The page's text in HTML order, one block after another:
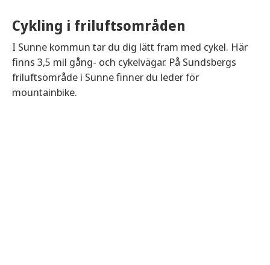
Cykling i friluftsområden
I Sunne kommun tar du dig lätt fram med cykel. Här
finns 3,5 mil gång- och cykelvägar. På Sundsbergs
friluftsområde i Sunne finner du leder för
mountainbike.